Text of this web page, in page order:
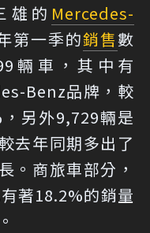
雄的 Mercedes-
第一季的銷售數
輛車，其中有
Benz品牌，較
另外9,729輛是
去年同期多出了
。商旅車部分，
著18.2%的銷量